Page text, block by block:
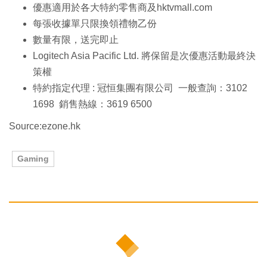
優惠適用於各大特約零售商及hktvmall.com
每張收據單只限換領禮物乙份
數量有限，送完即止
Logitech Asia Pacific Ltd. 將保留是次優惠活動最終決
策權
特約指定代理 : 冠恒集團有限公司 一般查詢：3102
1698 銷售熱線：3619 6500
Source:ezone.hk
Gaming